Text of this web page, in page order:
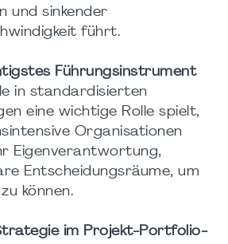
und sinkender
führt.
Führungsinstrument
in standardisierten
eine wichtige Rolle spielt,
Organisationen
Eigenverantwortung,
Entscheidungsräume, um
können.
im Projekt-Portfolio-